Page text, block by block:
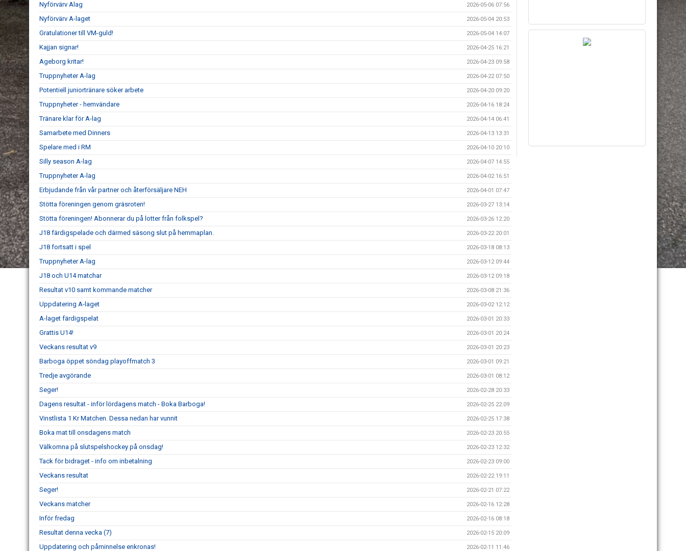
Nyförvärv Alag 2026-05-06 07:56
Nyförvärv A-laget 2026-05-04 20:53
Gratulationer till VM-guld! 2026-05-04 14:07
Kajjan signar! 2026-04-25 16:21
Ageborg kritar! 2026-04-23 09:58
Truppnyheter A-lag 2026-04-22 07:50
Potentiell juniortränare söker arbete 2026-04-20 09:20
Truppnyheter - hemvändare 2026-04-16 18:24
Tränare klar för A-lag 2026-04-14 06:41
Samarbete med Dinners 2026-04-13 13:31
Spelare med i RM 2026-04-10 20:10
Silly season A-lag 2026-04-07 14:55
Truppnyheter A-lag 2026-04-02 16:51
Erbjudande från vår partner och återförsäljare NEH 2026-04-01 07:47
Stötta föreningen genom gräsroten! 2026-03-27 13:14
Stötta föreningen! Abonnerar du på lotter från folkspel? 2026-03-26 12:20
J18 färdigspelade och därmed säsong slut på hemmaplan. 2026-03-22 20:01
J18 fortsatt i spel 2026-03-18 08:13
Truppnyheter A-lag 2026-03-12 09:44
J18 och U14 matchar 2026-03-12 09:18
Resultat v10 samt kommande matcher 2026-03-08 21:36
Uppdatering A-laget 2026-03-02 12:12
A-laget färdigspelat 2026-03-01 20:33
Grattis U14! 2026-03-01 20:24
Veckans resultat v9 2026-03-01 20:23
Barboga öppet söndag playoffmatch 3 2026-03-01 09:21
Tredje avgörande 2026-03-01 08:12
Seger! 2026-02-28 20:33
Dagens resultat - inför lördagens match - Boka Barboga! 2026-02-25 22:09
Vinstlista 1 Kr Matchen. Dessa nedan har vunnit 2026-02-25 17:38
Boka mat till onsdagens match 2026-02-23 20:55
Välkomna på slutspelshockey på onsdag! 2026-02-23 12:32
Tack för bidraget - info om inbetalning 2026-02-23 09:00
Veckans resultat 2026-02-22 19:11
Seger! 2026-02-21 07:22
Veckans matcher 2026-02-16 12:28
Inför fredag 2026-02-16 08:18
Resultat denna vecka (7) 2026-02-15 20:09
Uppdatering och påminnelse enkronas! 2026-02-11 11:46